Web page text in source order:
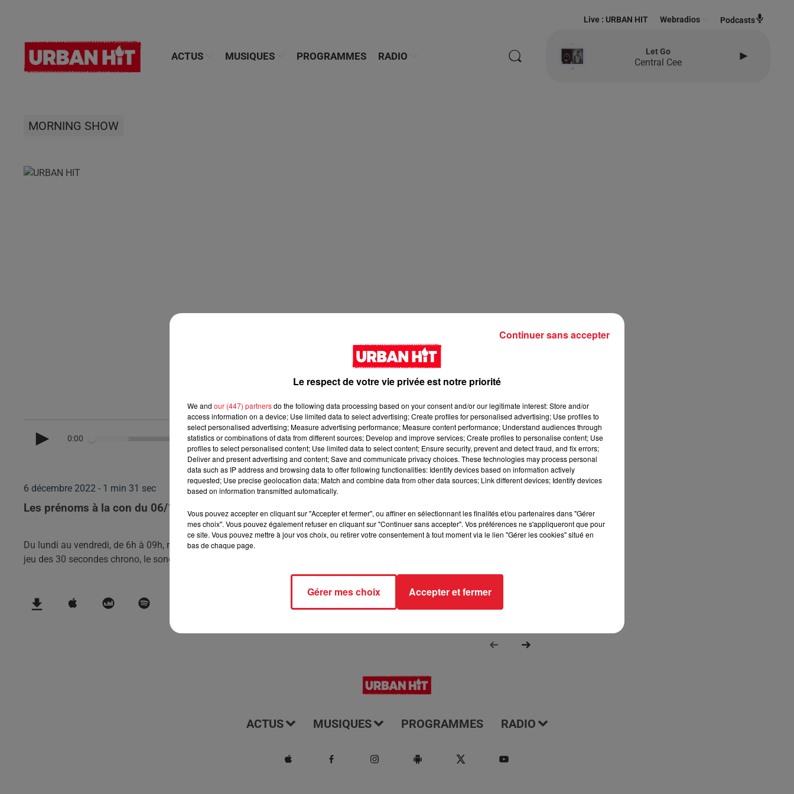
ACTUS MUSIQUES PROGRAMMES RADIO
Live : URBAN HIT Webradios Podcasts
Let Go
Central Cee
MORNING SHOW
0:00 1 min 31 sec
6 décembre 2022 - 1 min 31 sec
Les prénoms à la con du 06/12/2022
Du lundi au vendredi, de 6h à 09h, retrouvez Evan, Sandro, Aline et Laura pour vous réveiller sur Urban hit. Au programme : le
jeu des 30 secondes chrono, le sondage du jour, l'info moulaga, le saviez-vous...
ACTUS MUSIQUES PROGRAMMES RADIO
Le respect de votre vie privée est notre priorité
We and our (447) partnersdo the following data processing based on your consent and/or our legitimate interest: Store and/or
access information on a device; Use limited data to select advertising; Create profiles for personalised advertising; Use profiles to
select personalised advertising; Measure advertising performance; Measure content performance; Understand audiences through
statistics or combinations of data from different sources; Develop and improve services; Create profiles to personalise content; Use
profiles to select personalised content; Use limited data to select content; Ensure security, prevent and detect fraud, and fix errors;
Deliver and present advertising and content; Save and communicate privacy choices. These technologies may process personal
data such as IP address and browsing data to offer following functionalities: Identify devices based on information actively
requested; Use precise geolocation data; Match and combine data from other data sources; Link different devices; Identify devices
based on information transmitted automatically.
Vous pouvez accepter en cliquant sur "Accepter et fermer", ou affiner en sélectionnant les finalités et/ou partenaires dans "Gérer
mes choix". Vous pouvez également refuser en cliquant sur "Continuer sans accepter". Vos préférences ne s'appliqueront que pour
ce site. Vous pouvez mettre à jour vos choix, ou retirer votre consentement à tout moment via le lien "Gérer les cookies" situé en
bas de chaque page.
Gérer mes choix Accepter et fermer
Continuer sans accepter